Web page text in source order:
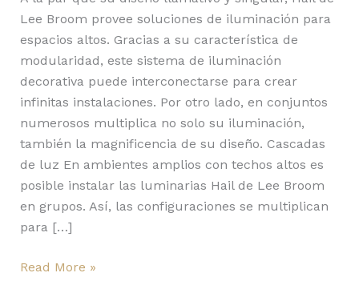
Lee Broom provee soluciones de iluminación para
espacios altos. Gracias a su característica de
modularidad, este sistema de iluminación
decorativa puede interconectarse para crear
infinitas instalaciones. Por otro lado, en conjuntos
numerosos multiplica no solo su iluminación,
también la magnificencia de su diseño. Cascadas
de luz En ambientes amplios con techos altos es
posible instalar las luminarias Hail de Lee Broom
en grupos. Así, las configuraciones se multiplican
para […]
Read More »